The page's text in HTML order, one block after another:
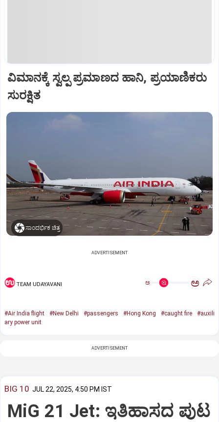
ವಿಮಾನಕ್ಕೆ ಸ್ವಲ್ಪ ಪ್ರಮಾಣದ ಹಾನಿ, ಪ್ರಯಾಣಿಕರು
ಸುರಕ್ಷಿತ
ಸಾಂದರ್ಭಿಕ ಚಿತ್ರ
ADVERTISEMENT
TEAM UDAYAVANI ಅ ಅ
#Air India flight #New Delhi #passengers #Hong Kong #caught fire
#auxili
ary power unit
ADVERTISEMENT
BIG 10 JUL 22, 2025, 4:50 PM IST
MiG 21 Jet: ಇತಿಹಾಸದ ಪುಟ